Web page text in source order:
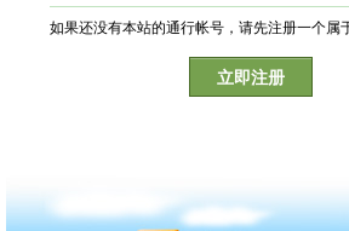
如果还没有本站的通行帐号，请先注册一个属
立即注册